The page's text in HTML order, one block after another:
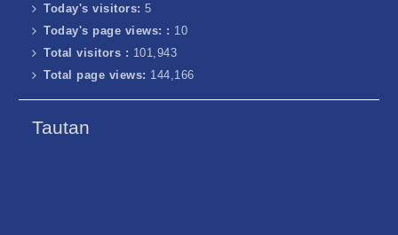
Today's visitors:5
Today's page views: : 10
Total visitors : 101,943
Total page views: 144,166
Tautan